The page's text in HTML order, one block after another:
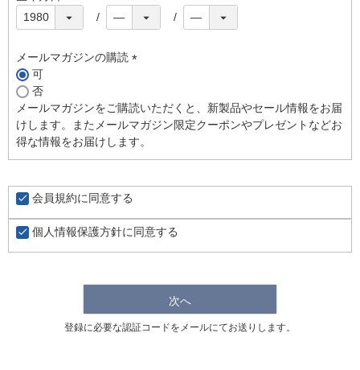
メールマガジンの購読
須
)
可
否
メールマガジンをご購読いただくと、新製品やセール情報をお届
けします。またメールマガジン限定クーポンやプレゼントなどお
得な情報をお届けします。
会員規約に同意する
個人情報保護方針に同意する
次へ
登録に必要な認証コードをメールにてお送りします。